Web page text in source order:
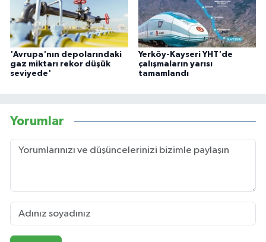
'Avrupa'nın depolarındaki
gaz miktarı rekor düşük
seviyede'
Yerköy-Kayseri YHT'de
çalışmaların yarısı
tamamlandı
Yorumlar